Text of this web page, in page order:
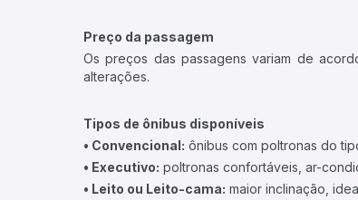
Preço da passagem
Os preços das passagens variam de
alterações.
Tipos de ônibus disponíveis
• Convencional: ônibus com poltronas do
• Executivo: poltronas confortáveis, ar-
• Leito ou Leito-cama: maior inclinação,